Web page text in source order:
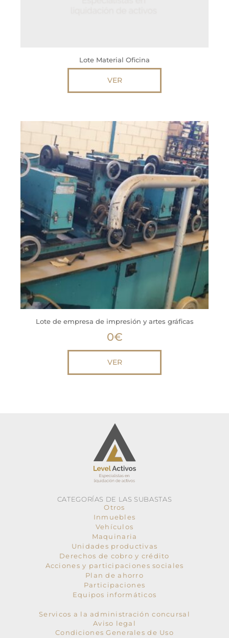
Lote Material Oficina
VER
Lote de empresa de impresión y artes gráficas
0€
VER
CATEGORÍAS DE LAS SUBASTAS
Otros
Inmuebles
Vehículos
Maquinaria
Unidades productivas
Derechos de cobro y crédito
Acciones y participaciones sociales
Plan de ahorro
Participaciones
Equipos informáticos
Servicos a la administración concursal
Aviso legal
Condiciones Generales de Uso